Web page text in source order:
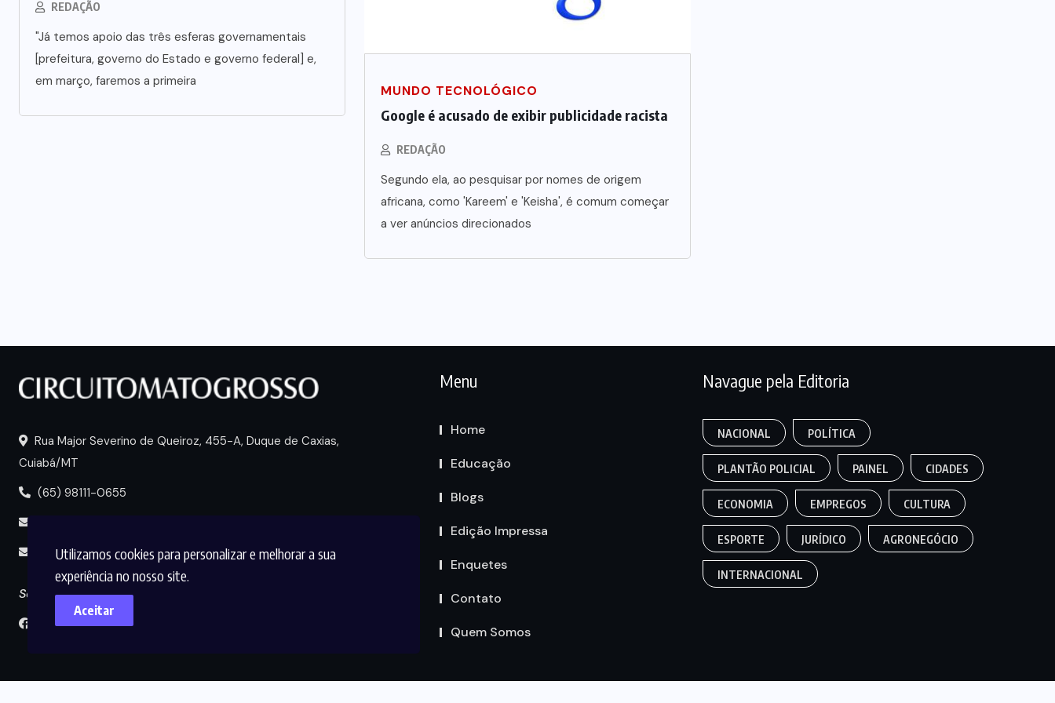
Utilizamos cookies para personalizar e melhorar a sua
experiência no nosso site.
Aceitar
REDAÇÃO
"Já temos apoio das três esferas governamentais
[prefeitura, governo do Estado e governo federal] e,
em março, faremos a primeira
MUNDO TECNOLÓGICO
Google é acusado de exibir publicidade racista
REDAÇÃO
Segundo ela, ao pesquisar por nomes de origem
africana, como 'Kareem' e 'Keisha', é comum começar
a ver anúncios direcionados
Rua Major Severino de Queiroz, 455-A, Duque de Caxias,
Cuiabá/MT
(65) 98111-0655
midia@circuitomt.com.br
Seguir
Menu
Home
Educação
Blogs
Edição Impressa
Enquetes
Contato
Quem Somos
Navague pela Editoria
NACIONAL POLÍTICA
PLANTÃO POLICIAL PAINEL CIDADES
ECONOMIA EMPREGOS CULTURA
ESPORTE JURÍDICO AGRONEGÓCIO
INTERNACIONAL